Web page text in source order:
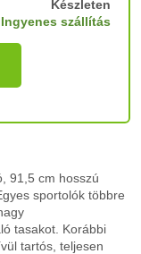
Készleten
Ingyenes szállítás
91,5 cm hosszú
sportolók többre
tasakot. Korábbi
tartós, teljesen